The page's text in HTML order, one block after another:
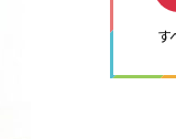
す